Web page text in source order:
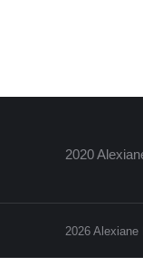
2020
2026